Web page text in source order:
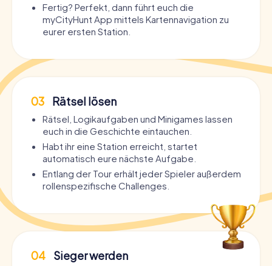
Fertig? Perfekt, dann führt euch die
myCityHunt App mittels Kartennavigation zu
eurer ersten Station.
03 Rätsel lösen
Rätsel, Logikaufgaben und Minigames lassen
euch in die Geschichte eintauchen.
Habt ihr eine Station erreicht, startet
automatisch eure nächste Aufgabe.
Entlang der Tour erhält jeder Spieler außerdem
rollenspezifische Challenges.
04 Sieger werden